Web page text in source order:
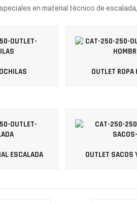
en material técnico de
OUTLET ROPA
ESCALADA OUTLET SACOS